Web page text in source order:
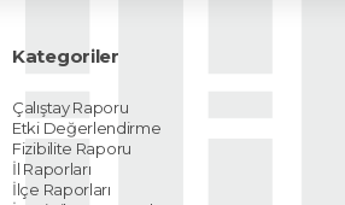
Kategoriler
Çalıştay Raporu
Etki Değerlendirme
Fizibilite Raporu
İl Raporları
İlçe Raporları